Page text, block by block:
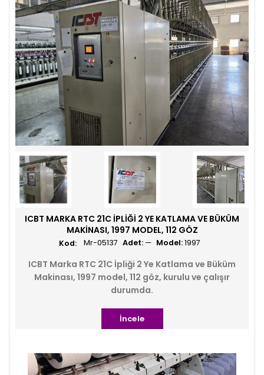
ICBT MARKA RTC 21C İPLIĞI 2 YE KATLAMA VE BÜKÜM
MAKINASI, 1997 MODEL, 112 GÖZ
Adet: — Model:1997
Mr-05137
ICBT Marka RTC 21C İpliği 2 Ye Katlama ve Büküm
Makinası, 1997 model, 112 göz, kurulu ve çalışır
durumda.
İncele